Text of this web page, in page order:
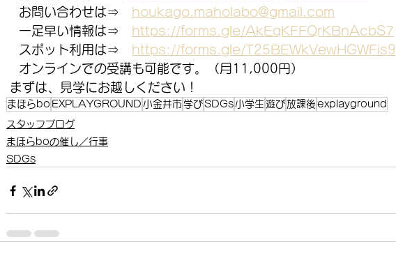
お問い合わせは⇒
houkago.maholabo@gmail.com
一足早い情報は⇒
https://forms.gle/AkEqKFFQrKBnAcbS7
スポット利用は⇒
https://forms.gle/T25BEWkVewHGWFis9
オンラインでの受講も可能です。（月11,000円）
まずは、見学にお越しください！
まほらbo EXPLAYGROUND 小金井市 学びSDGs小学生 遊び 放課後 explayground
スタッフブログ
まほらboの催し／行事
SDGs